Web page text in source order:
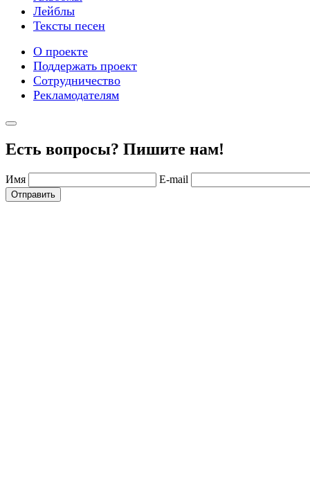
Лейблы
Тексты песен
О проекте
Поддержать проект
Сотрудничество
Рекламодателям
Есть вопросы? Пишите нам!
Имя E-mail